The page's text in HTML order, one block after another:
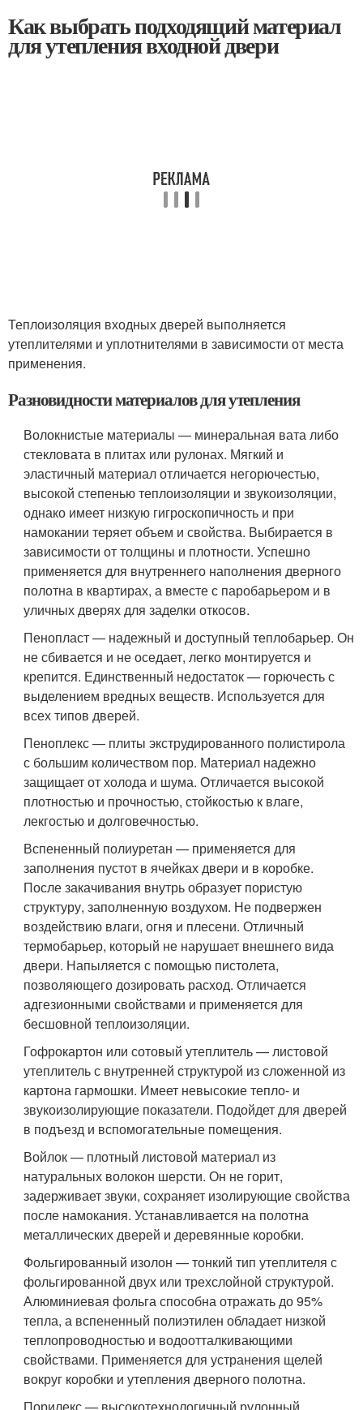
Как выбрать подходящий материал
для утепления входной двери
Теплоизоляция входных дверей выполняется
утеплителями и уплотнителями в зависимости от места
применения.
Разновидности материалов для утепления
Волокнистые материалы — минеральная вата либо
стекловата в плитах или рулонах. Мягкий и
эластичный материал отличается негорючестью,
высокой степенью теплоизоляции и звукоизоляции,
однако имеет низкую гигроскопичность и при
намокании теряет объем и свойства. Выбирается в
зависимости от толщины и плотности. Успешно
применяется для внутреннего наполнения дверного
полотна в квартирах, а вместе с паробарьером и в
уличных дверях для заделки откосов.
Пенопласт — надежный и доступный теплобарьер. Он
не сбивается и не оседает, легко монтируется и
крепится. Единственный недостаток — горючесть с
выделением вредных веществ. Используется для
всех типов дверей.
Пеноплекс — плиты экструдированного полистирола
с большим количеством пор. Материал надежно
защищает от холода и шума. Отличается высокой
плотностью и прочностью, стойкостью к влаге,
лекгостью и долговечностью.
Вспененный полиуретан — применяется для
заполнения пустот в ячейках двери и в коробке.
После закачивания внутрь образует пористую
структуру, заполненную воздухом. Не подвержен
воздействию влаги, огня и плесени. Отличный
термобарьер, который не нарушает внешнего вида
двери. Напыляется с помощью пистолета,
позволяющего дозировать расход. Отличается
адгезионными свойствами и применяется для
бесшовной теплоизоляции.
Гофрокартон или сотовый утеплитель — листовой
утеплитель с внутренней структурой из сложенной из
картона гармошки. Имеет невысокие тепло- и
звукоизолирующие показатели. Подойдет для дверей
в подъезд и вспомогательные помещения.
Войлок — плотный листовой материал из
натуральных волокон шерсти. Он не горит,
задерживает звуки, сохраняет изолирующие свойства
после намокания. Устанавливается на полотна
металлических дверей и деревянные коробки.
Фольгированный изолон — тонкий тип утеплителя с
фольгированной двух или трехслойной структурой.
Алюминиевая фольга способна отражать до 95%
тепла, а вспененный полиэтилен обладает низкой
теплопроводностью и водоотталкивающими
свойствами. Применяется для устранения щелей
вокруг коробки и утепления дверного полотна.